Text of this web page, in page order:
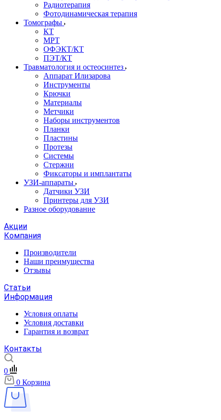
Радиотерапия
Фотодинамическая терапия
Томографы
КТ
МРТ
ОФЭКТ/КТ
ПЭТ/КТ
Травматология и остеосинтез
Аппарат Илизарова
Инструменты
Крючки
Материалы
Метчики
Наборы инструментов
Планки
Пластины
Протезы
Системы
Стержни
Фиксаторы и имплантаты
УЗИ-аппараты
Датчики УЗИ
Принтеры для УЗИ
Разное оборудование
Акции
Компания
Производители
Наши преимущества
Отзывы
Статьи
Информация
Условия оплаты
Условия доставки
Гарантия и возврат
Контакты
0
0 Корзина